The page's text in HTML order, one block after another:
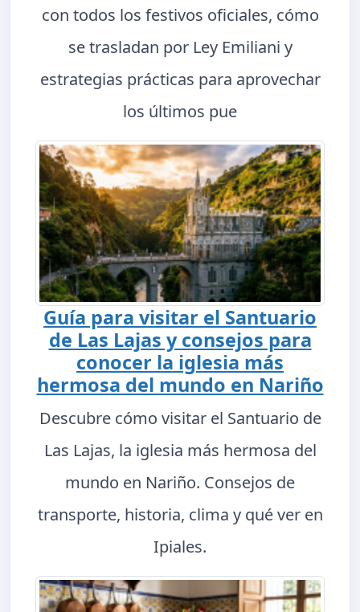
con todos los festivos oficiales, cómo
se trasladan por Ley Emiliani y
estrategias prácticas para aprovechar
los últimos pue
Guía para visitar el Santuario
de Las Lajas y consejos para
conocer la iglesia más
hermosa del mundo en Nariño
Descubre cómo visitar el Santuario de
Las Lajas, la iglesia más hermosa del
mundo en Nariño. Consejos de
transporte, historia, clima y qué ver en
Ipiales.